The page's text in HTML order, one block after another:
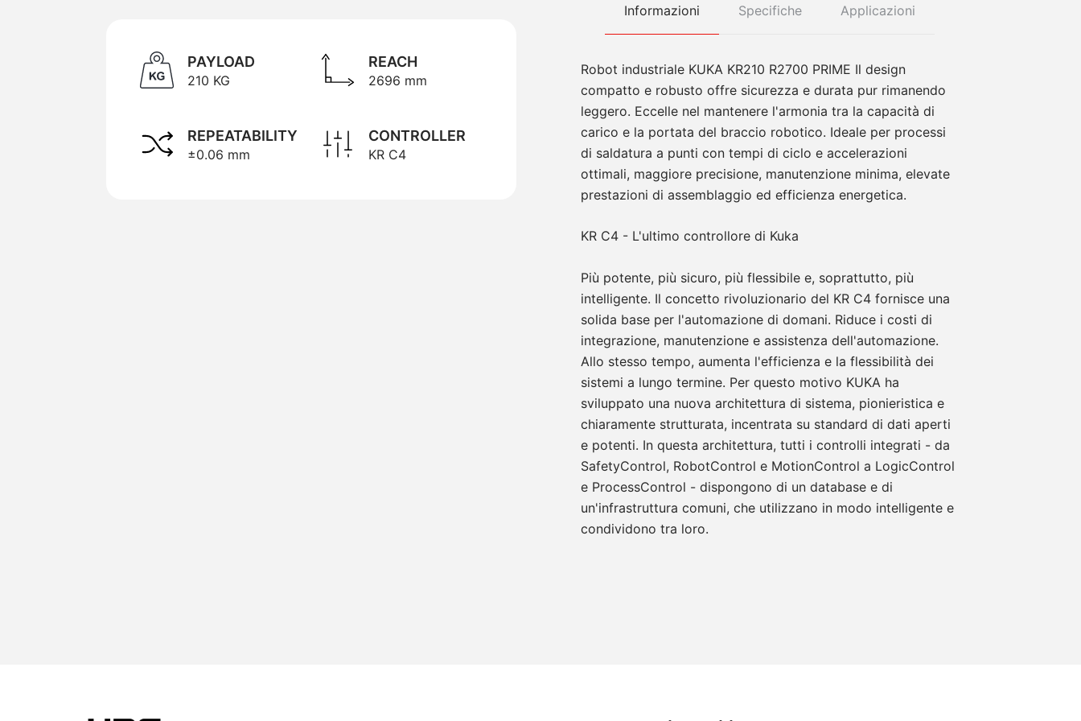
PAYLOAD
210 KG
REACH
2696 mm
REPEATABILITY
±0.06 mm
CONTROLLER
KR C4
Informazioni Specifiche Applicazioni
Robot industriale KUKA KR210 R2700 PRIME Il design
compatto e robusto offre sicurezza e durata pur rimanendo
leggero. Eccelle nel mantenere l'armonia tra la capacità di
carico e la portata del braccio robotico. Ideale per processi
di saldatura a punti con tempi di ciclo e accelerazioni
ottimali, maggiore precisione, manutenzione minima, elevate
prestazioni di assemblaggio ed efficienza energetica.
KR C4 - L'ultimo controllore di Kuka
Più potente, più sicuro, più flessibile e, soprattutto, più
intelligente. Il concetto rivoluzionario del KR C4 fornisce una
solida base per l'automazione di domani. Riduce i costi di
integrazione, manutenzione e assistenza dell'automazione.
Allo stesso tempo, aumenta l'efficienza e la flessibilità dei
sistemi a lungo termine. Per questo motivo KUKA ha
sviluppato una nuova architettura di sistema, pionieristica e
chiaramente strutturata, incentrata su standard di dati aperti
e potenti. In questa architettura, tutti i controlli integrati - da
SafetyControl, RobotControl e MotionControl a LogicControl
e ProcessControl - dispongono di un database e di
un'infrastruttura comuni, che utilizzano in modo intelligente e
condividono tra loro.